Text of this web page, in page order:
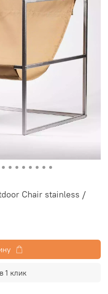
Chair stainless /
1 клик